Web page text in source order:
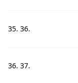
35. 36.
36. 37.